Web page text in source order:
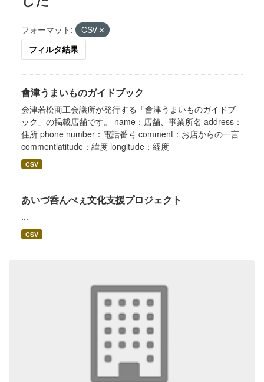
フォーマット:
CSV
フィルタ結果
會津うまいものガイドブック
会津若松商工会議所が発行する「會津うまいものガイドブ
ック」の掲載店舗です。 name：店舗、事業所名 address：
住所 phone number：電話番号 comment：お店からの一言
commentlatitude：緯度 longitude：経度
CSV
あいづ呑んべぇ文化支援プロジェクト
...
CSV